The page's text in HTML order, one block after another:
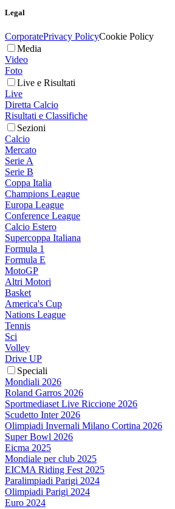
Legal
CorporatePrivacy PolicyCookie Policy
Media
Video
Foto
Live e Risultati
Live
Diretta Calcio
Risultati e Classifiche
Sezioni
Calcio
Mercato
Serie A
Serie B
Coppa Italia
Champions League
Europa League
Conference League
Calcio Estero
Supercoppa Italiana
Formula 1
Formula E
MotoGP
Altri Motori
Basket
America's Cup
Nations League
Tennis
Sci
Volley
Drive UP
Speciali
Mondiali 2026
Roland Garros 2026
Sportmediaset Live Riccione 2026
Scudetto Inter 2026
Olimpiadi Invernali Milano Cortina 2026
Super Bowl 2026
Eicma 2025
Mondiale per club 2025
EICMA Riding Fest 2025
Paralimpiadi Parigi 2024
Olimpiadi Parigi 2024
Euro 2024